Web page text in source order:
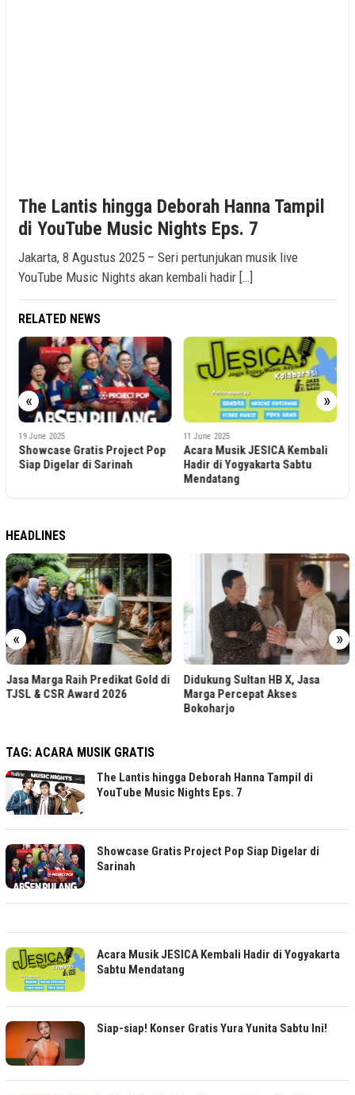
The Lantis hingga Deborah Hanna Tampil
di YouTube Music Nights Eps. 7
Jakarta, 8 Agustus 2025 – Seri pertunjukan musik live
YouTube Music Nights akan kembali hadir […]
RELATED NEWS
« »
19 June 2025
Showcase Gratis Project Pop
Siap Digelar di Sarinah
11 June 2025
Acara Musik JESICA Kembali
Hadir di Yogyakarta Sabtu
Mendatang
HEADLINES
« »
Jasa Marga Raih Predikat Gold di
TJSL & CSR Award 2026
Didukung Sultan HB X, Jasa
Marga Percepat Akses
Bokoharjo
TAG: ACARA MUSIK GRATIS
The Lantis hingga Deborah Hanna Tampil di
YouTube Music Nights Eps. 7
Showcase Gratis Project Pop Siap Digelar di
Sarinah
Acara Musik JESICA Kembali Hadir di Yogyakarta
Sabtu Mendatang
Siap-siap! Konser Gratis Yura Yunita Sabtu Ini!